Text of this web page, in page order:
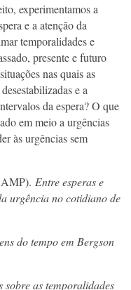
experimentamos a
e a atenção da
temporalidades e
presente e futuro
nas quais as
e a
da espera? O que
em meio a urgências
às urgências sem
Entre esperas e
urgência no cotidiano de
do tempo em Bergson
sobre as temporalidades